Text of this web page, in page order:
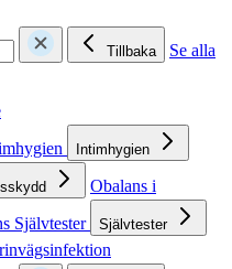
Tillbaka
Se alla
Intimhygien
Obalans i
Självtester Självtester